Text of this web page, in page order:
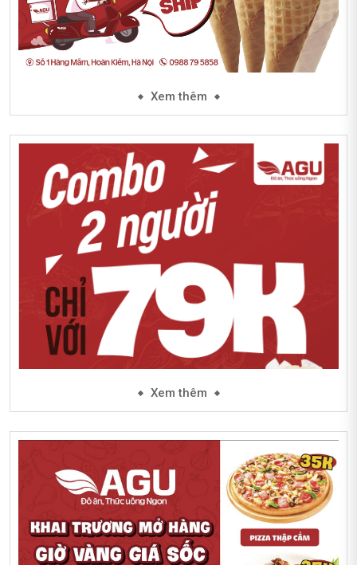
Xem thêm
Xem thêm